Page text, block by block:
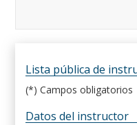
Lista pública de
(*) Campos obligatorios
Datos del instructor